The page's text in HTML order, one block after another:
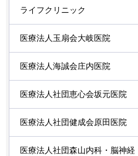
ライフクリニック
医療法人玉扇会大岐医院
医療法人海誠会庄内医院
医療法人社団恵心会坂元医院
医療法人社団健成会原田医院
医療法人社団森山内科・脳神経